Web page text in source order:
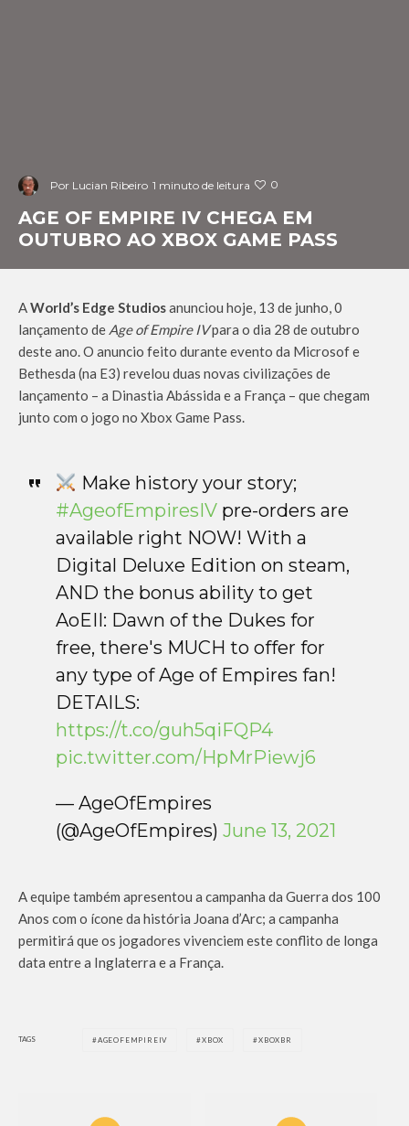
Por Lucian Ribeiro 1 minuto de leitura 0
AGE OF EMPIRE IV CHEGA EM
OUTUBRO AO XBOX GAME PASS
AWorld’s Edge Studiosanunciou hoje, 13 de junho, 0
lançamento de Age of Empire IVpara o dia 28 de outubro
deste ano. O anuncio feito durante evento da Microsof e
Bethesda (na E3) revelou duas novas civilizações de
lançamento – a Dinastia Abássida e a França – que chegam
junto com o jogo no Xbox Game Pass.
Make history your story;
#AgeofEmpiresIVpre-orders are
available right NOW! With a
Digital Deluxe Edition on steam,
AND the bonus ability to get
AoEII: Dawn of the Dukes for
free, there's MUCH to offer for
any type of Age of Empires fan!
DETAILS:
https://t.co/guh5qiFQP4
pic.twitter.com/HpMrPiewj6
— AgeOfEmpires
(@AgeOfEmpires) June 13, 2021
A equipe também apresentou a campanha da Guerra dos 100
Anos com o ícone da história Joana d’Arc; a campanha
permitirá que os jogadores vivenciem este conflito de longa
data entre a Inglaterra e a França.
TAGS AGEOFEMPIREIV XBOX XBOXBR